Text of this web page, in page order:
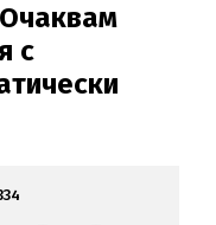
с